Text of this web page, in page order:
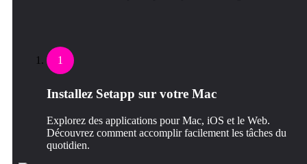
1
Installez Setapp sur votre Mac
Explorez des applications pour Mac, iOS et le Web.
Découvrez comment accomplir facilement les tâches du
quotidien.